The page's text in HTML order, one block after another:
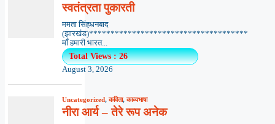
स्वतंत्रता पुकारती
ममता सिंहधनबाद
(झारखंड)*************************************
माँ हमारी भारत...
Total Views : 26
August 3, 2026
Uncategorized,कविता,काव्यभाषा
नीरा आर्य – तेरे रूप अनेक